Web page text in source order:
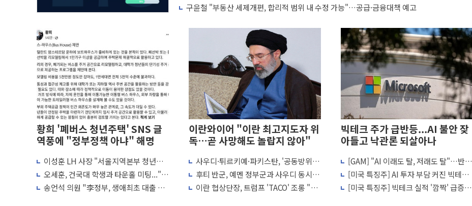
구윤철 "부동산 세제개편, 합리적 범위 내 수정 가능"…공급·금융대책 예고
황희 '폐버스 청년주택' SNS 글
역풍에 "정부정책 아냐" 해명
이성훈 LH 사장 "서울지역본부 청년주
택으로"…직원 사기 회복도 숙제
오세훈, 건국대 학생과 타운홀 미팅..."청
년 주택 7.4만가구 공급 실현"
송언석 의원 "李정부, 생애최초 대출 6억
이란와이어 "이란 최고지도자 위
독…곧 사망해도 놀랍지 않아"
사우디·튀르키예·파키스탄, '공동방위
협정' 체결… 수니파 국가들의 새 안보
협력 구도
후티 반군, 예멘 정부군과 사우디 동시 공
격… 위기 고조되는 또 다른 중동 화약고
이란 협상단장, 트럼프 'TACO' 조롱 "쇼
빅테크 주가 급반등...AI 불안 잦
아들고 낙관론 되살아나
[GAM] "AI 이래도 탈, 저래도 탈"…반도
체·빅테크 현기증 장세, 왜?
[미국 특징주] AI 투자 부담 커진 빅테
크…2.3조 달러 클라우드 수주가 버팀목
[미국 특징주] 빅테크 실적 '깜짝' 급증의
뉴욕증시, 고용 쇼크에 금리 인상 우려 후퇴…S&P500 최고치
트럼프, 쿡 연준 이사 해임 재추진…"26일까지 의혹 소명" 요구
유럽증시, 美 고용 예상 밖 부진에 연준 금리 인상 가능성 낮아지며 상승… STOXX 600 지수는 나흘 연속